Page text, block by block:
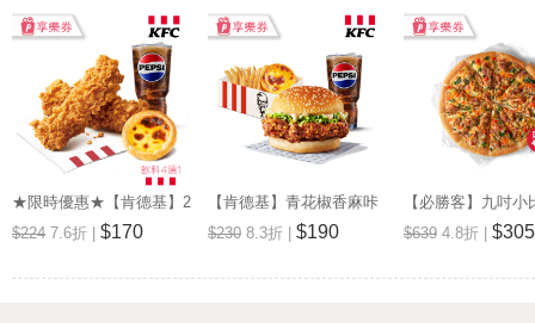
★限時優惠★【肯德基】2
塊爆脆無骨雞腿霸+蛋撻
+小飲 享樂券
$224 7.6折 | $170
【肯德基】青花椒香麻咔
啦雞腿堡XL套餐 享樂券
$230 8.3折 | $190
【必勝客】九吋小
廚系列(口味4選1)
$639 4.8折 | $305